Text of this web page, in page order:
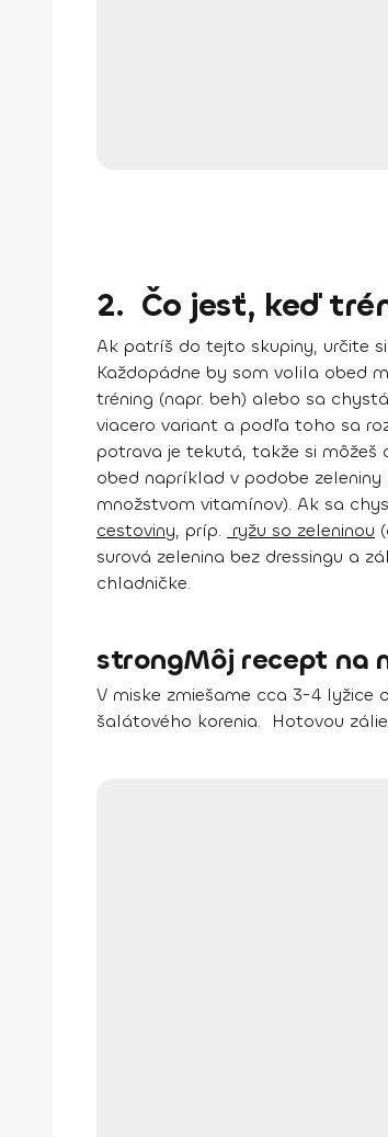
2. Čo jesť, keď
Ak patríš do tejto skupiny, určite
Každopádne by som volila obed
tréning (napr. beh) alebo sa
viacero variant a podľa toho sa
potrava je tekutá, takže si môžeš
obed napríklad v podobe
množstvom vitamínov). Ak sa
cestoviny, príp. ryžu so zeleninou
surová zelenina bez dressingu a
chladničke.
strongMôj recept na
V miske zmiešame cca 3-4 lyžice
šalátového korenia. Hotovou